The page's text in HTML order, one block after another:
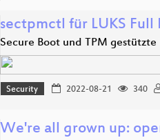
sectpmctl für LUKS Full
Secure Boot und TPM gestützte
Security 2022-08-21 340
We're all grown up: